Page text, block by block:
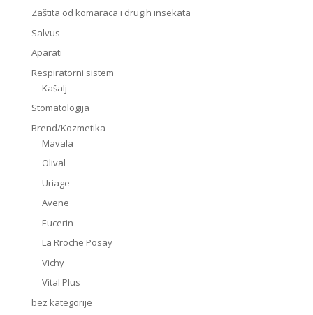
Zaštita od komaraca i drugih insekata
Salvus
Aparati
Respiratorni sistem
Kašalj
Stomatologija
Brend/Kozmetika
Mavala
Olival
Uriage
Avene
Eucerin
La Rroche Posay
Vichy
Vital Plus
bez kategorije